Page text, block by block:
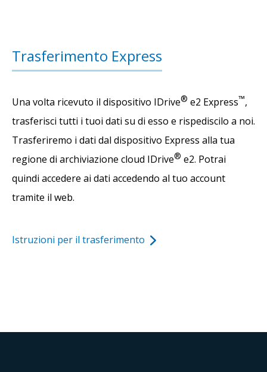
Trasferimento Express
Una volta ricevuto il dispositivo IDrive® e2 Express™,
trasferisci tutti i tuoi dati su di esso e rispediscilo a noi.
Trasferiremo i dati dal dispositivo Express alla tua
regione di archiviazione cloud IDrive® e2. Potrai
quindi accedere ai dati accedendo al tuo account
tramite il web.
Istruzioni per il trasferimento